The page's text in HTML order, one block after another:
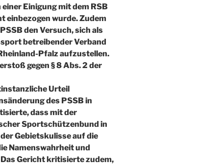
Einigung mit dem RSB
einbezogen wurde. Zudem
den Versuch, sich als
betreibender Verband
Pfalz aufzustellen.
gegen § 8 Abs. 2 der
Urteil
des PSSB in
dass mit der
Sportschützenbund in
Gebietskulisse auf die
Namenswahrheit und
Gericht kritisierte zudem,